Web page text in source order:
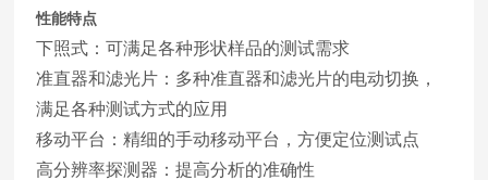
性能特点
下照式：可满足各种形状样品的测试需求
准直器和滤光片：多种准直器和滤光片的电动切换，
满足各种测试方式的应用
移动平台：精细的手动移动平台，方便定位测试点
高分辨率探测器：提高分析的准确性